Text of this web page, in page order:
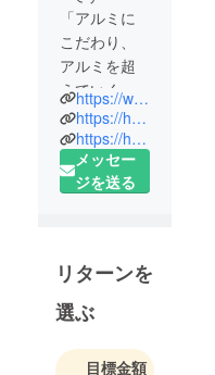
「アルミに
こだわり、
アルミを超
えていく。
そして地域
の価値を世
界に繋ぐ」
をスローガ
社拠点を活
かし、様々
なプロダク
ツやサービ
https://w-hokusei.co.jp/
https://hokusei-na.com/
https://hokusei-ta.com/
メッセー
ジを送る
リターンを
選ぶ
目標金額